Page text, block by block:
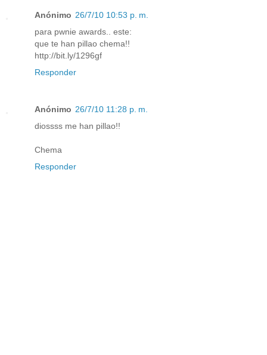
Anónimo 26/7/10 10:53 p. m.
para pwnie awards.. este:
que te han pillao chema!!
http://bit.ly/1296gf
Responder
Anónimo 26/7/10 11:28 p. m.
diossss me han pillao!!
Chema
Responder